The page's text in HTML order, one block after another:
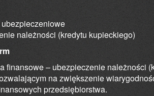
należności (kredytu kupieckiego)
finansowe – ubezpieczenie należności
na zwiększenie
przedsiębiorstwa.